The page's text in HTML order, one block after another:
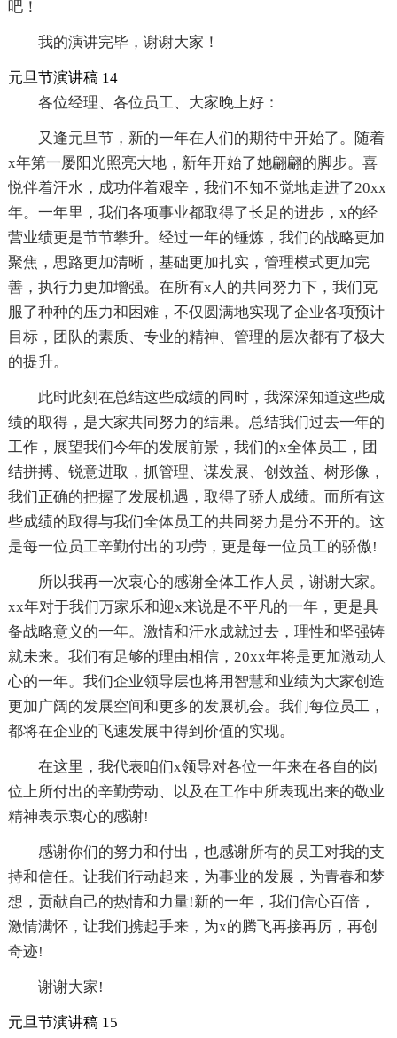
吧！
我的演讲完毕，谢谢大家！
元旦节演讲稿 14
各位经理、各位员工、大家晚上好：
又逢元旦节，新的一年在人们的期待中开始了。随着
x年第一屡阳光照亮大地，新年开始了她翩翩的脚步。喜
悦伴着汗水，成功伴着艰辛，我们不知不觉地走进了20xx
年。一年里，我们各项事业都取得了长足的进步，x的经
营业绩更是节节攀升。经过一年的锤炼，我们的战略更加
聚焦，思路更加清晰，基础更加扎实，管理模式更加完
善，执行力更加增强。在所有x人的共同努力下，我们克
服了种种的压力和困难，不仅圆满地实现了企业各项预计
目标，团队的素质、专业的精神、管理的层次都有了极大
的提升。
此时此刻在总结这些成绩的同时，我深深知道这些成
绩的取得，是大家共同努力的结果。总结我们过去一年的
工作，展望我们今年的发展前景，我们的x全体员工，团
结拼搏、锐意进取，抓管理、谋发展、创效益、树形像，
我们正确的把握了发展机遇，取得了骄人成绩。而所有这
些成绩的取得与我们全体员工的共同努力是分不开的。这
是每一位员工辛勤付出的'功劳，更是每一位员工的骄傲!
所以我再一次衷心的感谢全体工作人员，谢谢大家。
xx年对于我们万家乐和迎x来说是不平凡的一年，更是具
备战略意义的一年。激情和汗水成就过去，理性和坚强铸
就未来。我们有足够的理由相信，20xx年将是更加激动人
心的一年。我们企业领导层也将用智慧和业绩为大家创造
更加广阔的发展空间和更多的发展机会。我们每位员工，
都将在企业的飞速发展中得到价值的实现。
在这里，我代表咱们x领导对各位一年来在各自的岗
位上所付出的辛勤劳动、以及在工作中所表现出来的敬业
精神表示衷心的感谢!
感谢你们的努力和付出，也感谢所有的员工对我的支
持和信任。让我们行动起来，为事业的发展，为青春和梦
想，贡献自己的热情和力量!新的一年，我们信心百倍，
激情满怀，让我们携起手来，为x的腾飞再接再厉，再创
奇迹!
谢谢大家!
元旦节演讲稿 15